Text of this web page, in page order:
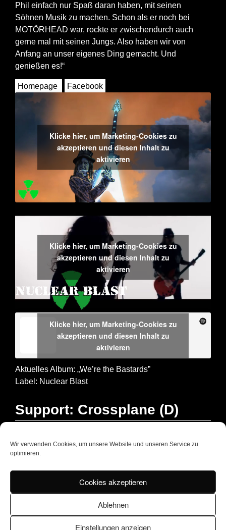
Wir verwenden Cookies, um unsere Website und unseren Service zu
optimieren.
Cookies akzeptieren
Ablehnen
Einstellungen anzeigen
Phil einfach nur Spaß daran haben, mit seinen
Söhnen Musik zu machen. Schon als er noch bei
MOTÖRHEAD war, rockte er zwischendurch auch
gerne mal mit seinen Jungs. Also haben wir von
Anfang an unser eigenes Ding gemacht. Und
genießen es!“
Homepage Facebook
Klicke hier, um Marketing-Cookies zu
akzeptieren und diesen Inhalt zu
aktivieren
Klicke hier, um Marketing-Cookies zu
akzeptieren und diesen Inhalt zu
aktivieren
Klicke hier, um Marketing-Cookies zu
akzeptieren und diesen Inhalt zu
aktivieren
Aktuelles Album: „We’re the Bastards”
Label: Nuclear Blast
Support: Crossplane (D)
Impressum|Datenschutz